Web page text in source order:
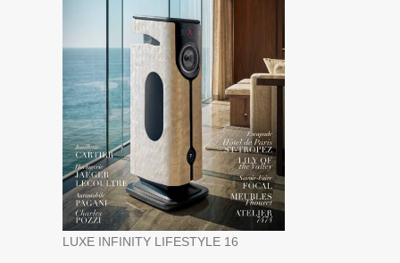
LUXE INFINITY LIFESTYLE 16